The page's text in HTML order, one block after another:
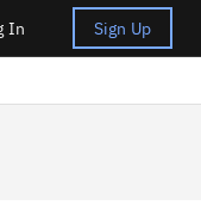
In Sign Up